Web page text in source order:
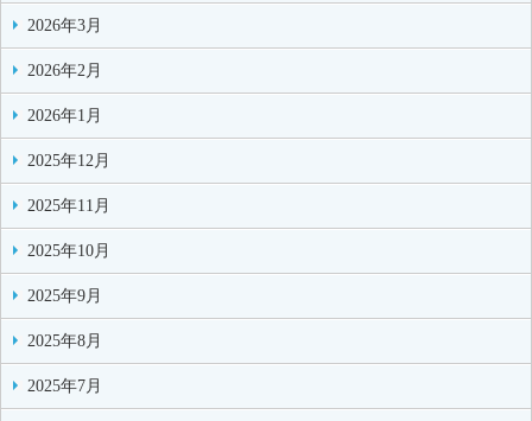
2026年3月
2026年2月
2026年1月
2025年12月
2025年11月
2025年10月
2025年9月
2025年8月
2025年7月